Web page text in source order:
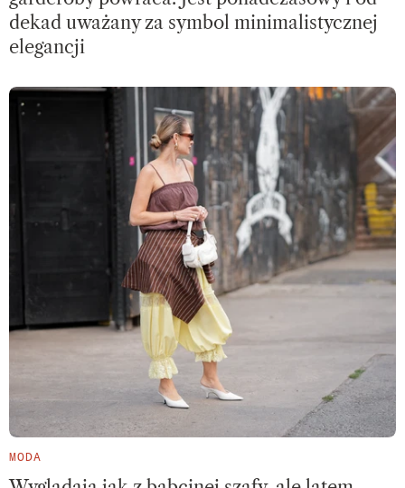
dekad uważany za symbol minimalistycznej
elegancji
MODA